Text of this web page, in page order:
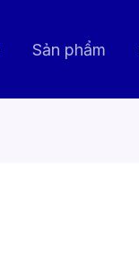
Sản phẩm